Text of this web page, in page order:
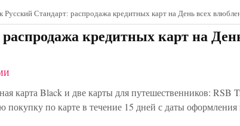
Русский Стандарт: распродажа кредитных карт на День всех
кредитных карт на
карта Black и две карты для путешественников: RSB
по карте в течение 15 дней с даты